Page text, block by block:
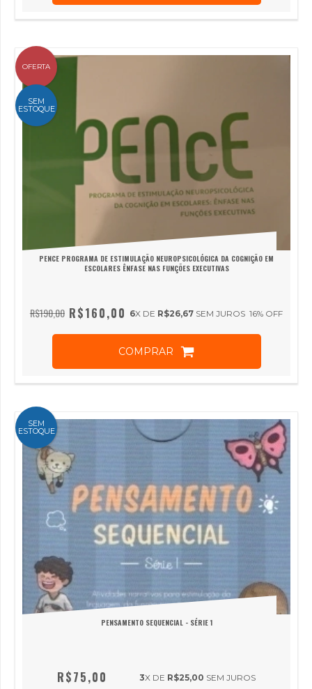
OFERTA
SEM
ESTOQUE
PENCE PROGRAMA DE ESTIMULAÇÃO NEUROPSICOLÓGICA DA COGNIÇÃO EM
ESCOLARES ÊNFASE NAS FUNÇÕES EXECUTIVAS
R$190,00 16% OFF
R$160,00 6X DE R$26,67 SEM JUROS
COMPRAR
SEM
ESTOQUE
PENSAMENTO SEQUENCIAL - SÉRIE 1
R$75,00 3X DE R$25,00 SEM JUROS